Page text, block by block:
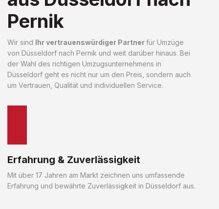
Pernik
Wir sind Ihr vertrauenswürdiger Partnerfür Umzüge
von Düsseldorf nach Pernik und weit darüber hinaus. Bei
der Wahl des richtigen Umzugsunternehmens in
Düsseldorf geht es nicht nur um den Preis, sondern auch
um Vertrauen, Qualität und individuellen Service.
Erfahrung & Zuverlässigkeit
Mit über 17 Jahren am Markt zeichnen uns umfassende
Erfahrung und bewährte Zuverlässigkeit in Düsseldorf aus.